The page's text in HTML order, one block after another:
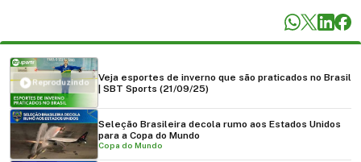
Reproduzindo
Veja esportes de inverno que são praticados no Brasil
| SBT Sports (21/09/25)
Seleção Brasileira decola rumo aos Estados Unidos
para a Copa do Mundo
Copa do Mundo